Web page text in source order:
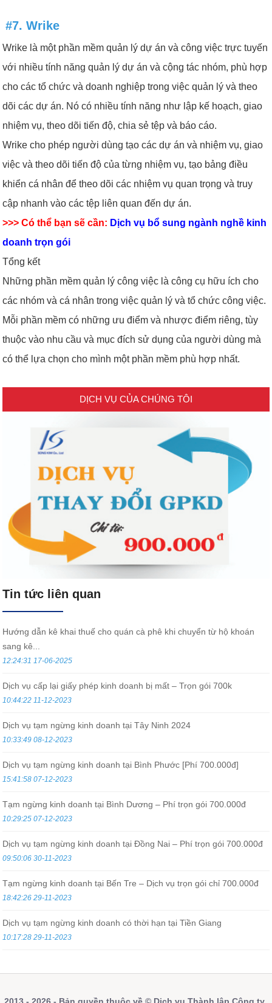
#7. Wrike
Wrike là một phần mềm quản lý dự án và công việc trực tuyến
với nhiều tính năng quản lý dự án và cộng tác nhóm, phù hợp
cho các tổ chức và doanh nghiệp trong việc quản lý và theo
dõi các dự án. Nó có nhiều tính năng như lập kế hoạch, giao
nhiệm vụ, theo dõi tiến độ, chia sẻ tệp và báo cáo.
Wrike cho phép người dùng tạo các dự án và nhiệm vụ, giao
việc và theo dõi tiến độ của từng nhiệm vụ, tạo bảng điều
khiển cá nhân để theo dõi các nhiệm vụ quan trọng và truy
cập nhanh vào các tệp liên quan đến dự án.
>>> Có thể bạn sẽ cần: Dịch vụ bổ sung ngành nghề kinh
doanh trọn gói
Tổng kết
Những phần mềm quản lý công việc là công cụ hữu ích cho
các nhóm và cá nhân trong việc quản lý và tổ chức công việc.
Mỗi phần mềm có những ưu điểm và nhược điểm riêng, tùy
thuộc vào nhu cầu và mục đích sử dụng của người dùng mà
có thể lựa chọn cho mình một phần mềm phù hợp nhất.
DỊCH VỤ CỦA CHÚNG TÔI
Tin tức liên quan
Hướng dẫn kê khai thuế cho quán cà phê khi chuyển từ hộ khoán
sang kê...
12:24:31 17-06-2025
Dịch vụ cấp lại giấy phép kinh doanh bị mất – Trọn gói 700k
10:44:22 11-12-2023
Dịch vụ tạm ngừng kinh doanh tại Tây Ninh 2024
10:33:49 08-12-2023
Dịch vụ tạm ngừng kinh doanh tại Bình Phước [Phí 700.000đ]
15:41:58 07-12-2023
Tạm ngừng kinh doanh tại Bình Dương – Phí trọn gói 700.000đ
10:29:25 07-12-2023
Dịch vụ tạm ngừng kinh doanh tại Đồng Nai – Phí trọn gói 700.000đ
09:50:06 30-11-2023
Tạm ngừng kinh doanh tại Bến Tre – Dịch vụ trọn gói chỉ 700.000đ
18:42:26 29-11-2023
Dịch vụ tạm ngừng kinh doanh có thời hạn tại Tiền Giang
10:17:28 29-11-2023
2013 - 2026 - Bản quyền thuộc về © Dịch vụ Thành lập Công ty